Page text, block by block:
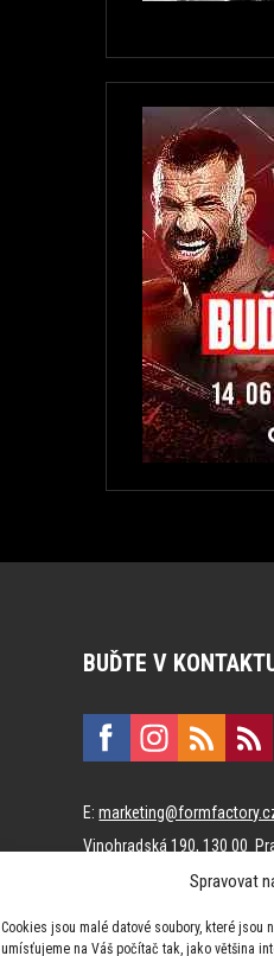
Spravovat
Cookies jsou malé datové soubory, které jsou
umísťujeme na Váš počítač tak, jako většina
BUĎTE V
E:
Vinohradská 190, 130 00